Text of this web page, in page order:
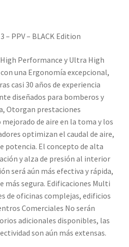
– PPV – BLACK Edition
Performance y Ultra High
una Ergonomía excepcional,
casi 30 años de experiencia
diseñados para bomberos y
Otorgan prestaciones
de aire en la toma y los
optimizan el caudal de aire,
potencia. El concepto de alta
y alza de presión al interior
será aún más efectiva y rápida,
más segura. Edificaciones Multi
de oficinas complejas, edificios
Comerciales No serán
adicionales disponibles, las
son aún más extensas.